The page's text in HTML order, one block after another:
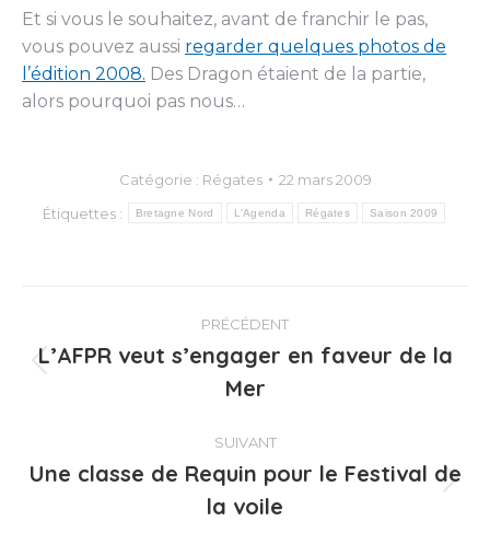
Et si vous le souhaitez, avant de franchir le pas,
vous pouvez aussi regarder quelques photos de
l’édition 2008. Des Dragon étaient de la partie,
alors pourquoi pas nous…
Catégorie : Régates
22 mars 2009
Étiquettes :
Bretagne Nord L'Agenda Régates Saison 2009
Navigation
article
PRÉCÉDENT
Article
précédent
L’AFPR veut s’engager en faveur de la
Mer
SUIVANT
Article
suivant
Une classe de Requin pour le Festival de
la voile